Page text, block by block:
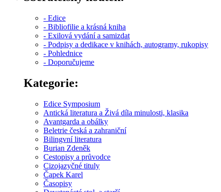
- Edice
- Bibliofilie a krásná kniha
- Exilová vydání a samizdat
- Podpisy a dedikace v knihách, autogramy, rukopisy
- Pohlednice
- Doporučujeme
Kategorie:
Edice Symposium
Antická literatura a Živá díla minulosti, klasika
Avantgarda a obálky
Beletrie česká a zahraniční
Bilingvní literatura
Burian Zdeněk
Cestopisy a průvodce
Cizojazyčné tituly
Čapek Karel
Časopisy